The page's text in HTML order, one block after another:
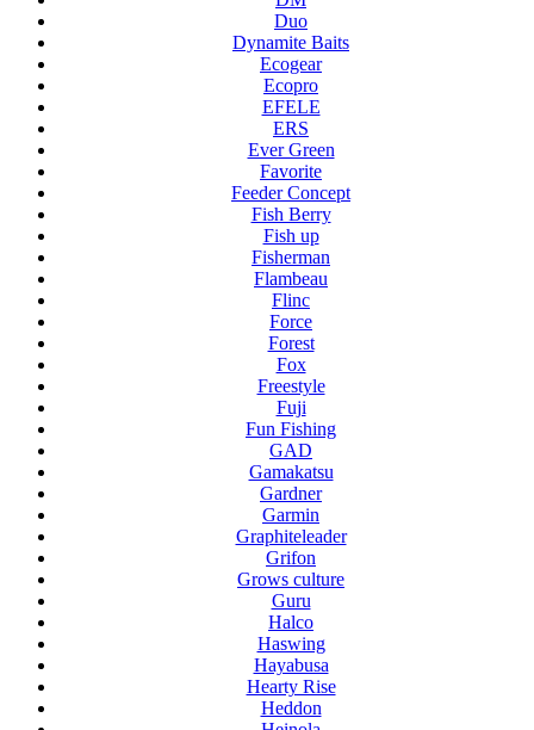
Duo
Dynamite Baits
Ecogear
Ecopro
EFELE
ERS
Ever Green
Favorite
Feeder Concept
Fish Berry
Fish up
Fisherman
Flambeau
Flinc
Force
Forest
Fox
Freestyle
Fuji
Fun Fishing
GAD
Gamakatsu
Gardner
Garmin
Graphiteleader
Grifon
Grows culture
Guru
Halco
Haswing
Hayabusa
Hearty Rise
Heddon